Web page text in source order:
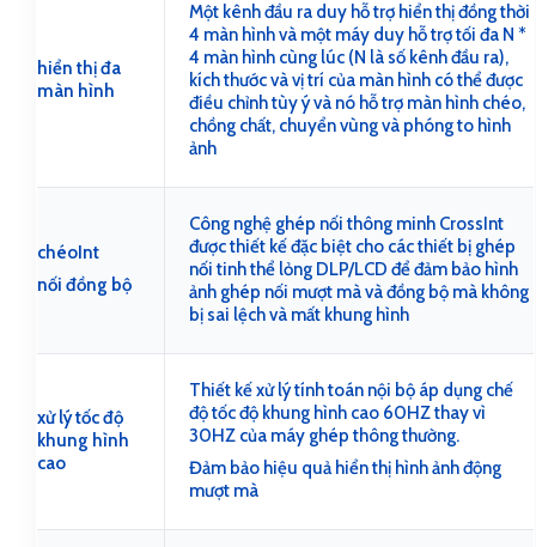
hiển thị đa
màn hình
Một kênh đầu ra duy hỗ trợ hiển thị đồng thời
4 màn hình và một máy duy hỗ trợ tối đa N *
4 màn hình cùng lúc (N là số kênh đầu ra),
kích thước và vị trí của màn hình có thể được
điều chỉnh tùy ý và nó hỗ trợ màn hình chéo,
chồng chất, chuyển vùng và phóng to hình
ảnh
chéoInt
nối đồng bộ
Công nghệ ghép nối thông minh CrossInt
được thiết kế đặc biệt cho các thiết bị ghép
nối tinh thể lỏng DLP/LCD để đảm bảo hình
ảnh ghép nối mượt mà và đồng bộ mà không
bị sai lệch và mất khung hình
xử lý tốc độ
khung hình
cao
Thiết kế xử lý tính toán nội bộ áp dụng chế
độ tốc độ khung hình cao 60HZ thay vì
30HZ của máy ghép thông thường.
Đảm bảo hiệu quả hiển thị hình ảnh động
mượt mà